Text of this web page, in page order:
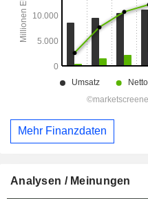
Mehr Finanzdaten
Analysen / Meinungen